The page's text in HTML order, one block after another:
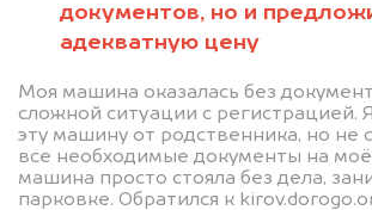
документов, но и
адекватную цену
Моя машина оказалась без
сложной ситуации с регистрацией.
эту машину от родственника, но не
все необходимые документы на
машина просто стояла без дела,
парковке. Обратился к